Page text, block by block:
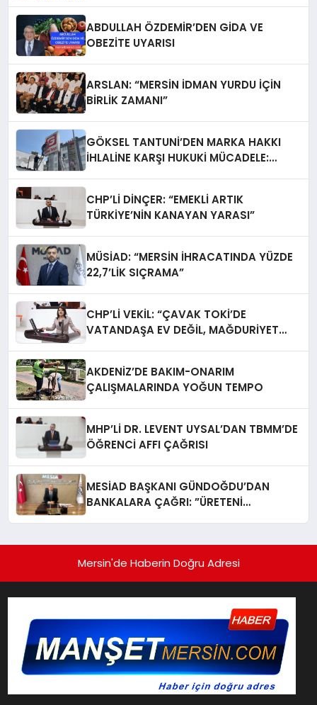
ABDULLAH ÖZDEMİR’DEN GİDA VE
OBEZİTE UYARISI
ARSLAN: “MERSİN İDMAN YURDU İÇİN
BİRLİK ZAMANI”
GÖKSEL TANTUNİ’DEN MARKA HAKKI
İHLALİNE KARŞI HUKUKİ MÜCADELE:
CHP’Lİ DİNÇER: “EMEKLİ ARTIK
TÜRKİYE’NİN KANAYAN YARASI”
MÜSİAD: “MERSİN İHRACATINDA YÜZDE
22,7’LİK SIÇRAMA”
CHP’Lİ VEKİL: “ÇAVAK TOKİ’DE
VATANDAŞA EV DEĞİL, MAĞDURİYET
AKDENİZ’DE BAKIM-ONARIM
ÇALIŞMALARINDA YOĞUN TEMPO
MHP’Lİ DR. LEVENT UYSAL’DAN TBMM’DE
ÖĞRENCİ AFFI ÇAĞRISI
MESİAD BAŞKANI GÜNDOĞDU’DAN
BANKALARA ÇAĞRI: ​”ÜRETENİ
Mersin'de Haberin Doğru Adresi